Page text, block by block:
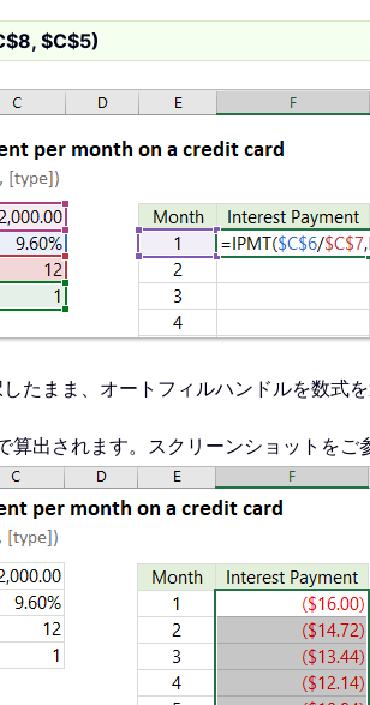
$C$5)
たまま、オートフィルハンドルを数式
出されます。スクリーンショットをご